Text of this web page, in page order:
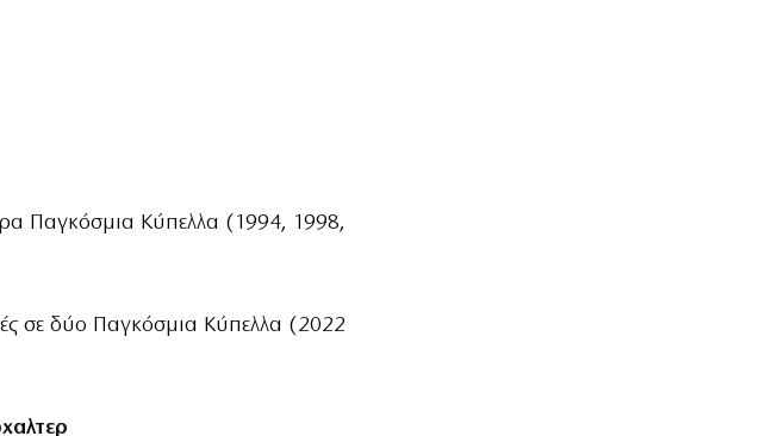
Παγκόσμια Κύπελλα (1994, 1998,
σε δύο Παγκόσμια Κύπελλα (2022